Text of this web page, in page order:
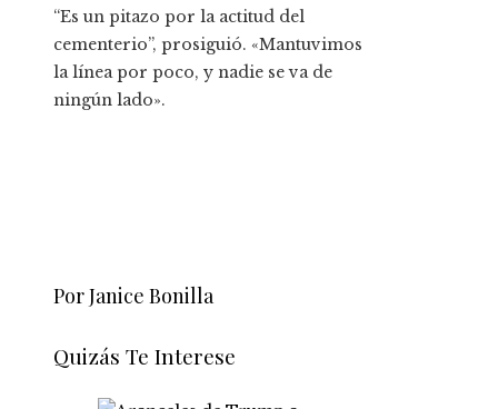
“Es un pitazo por la actitud del
cementerio”, prosiguió. «Mantuvimos
la línea por poco, y nadie se va de
ningún lado».
Por Janice Bonilla
Quizás Te Interese